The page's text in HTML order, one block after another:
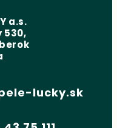
a.s.
530,
lucky.sk